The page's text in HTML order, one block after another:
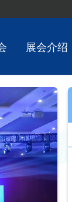
展会介绍